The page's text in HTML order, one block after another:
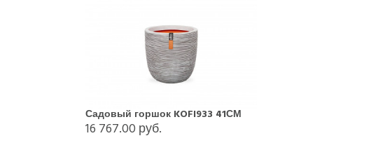
Садовый горшок KOFI933 41СМ
16 767.00 руб.